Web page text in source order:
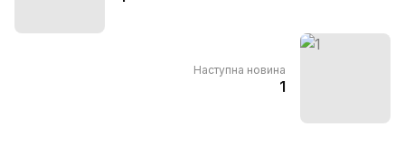
Наступна новина
1